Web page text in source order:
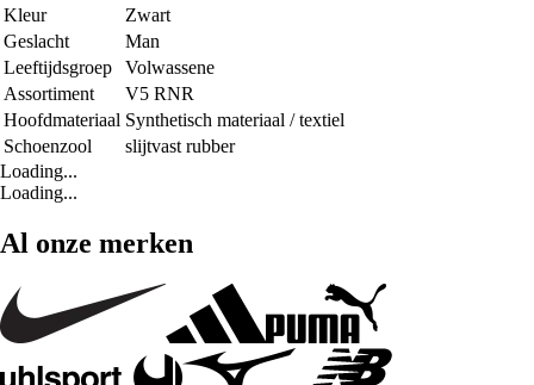
Kleur
Zwart
Geslacht
Man
Leeftijdsgroep
Volwassene
Assortiment
V5 RNR
Hoofdmateriaal Synthetisch materiaal / textiel
Schoenzool
slijtvast rubber
Loading...
Loading...
Al onze merken